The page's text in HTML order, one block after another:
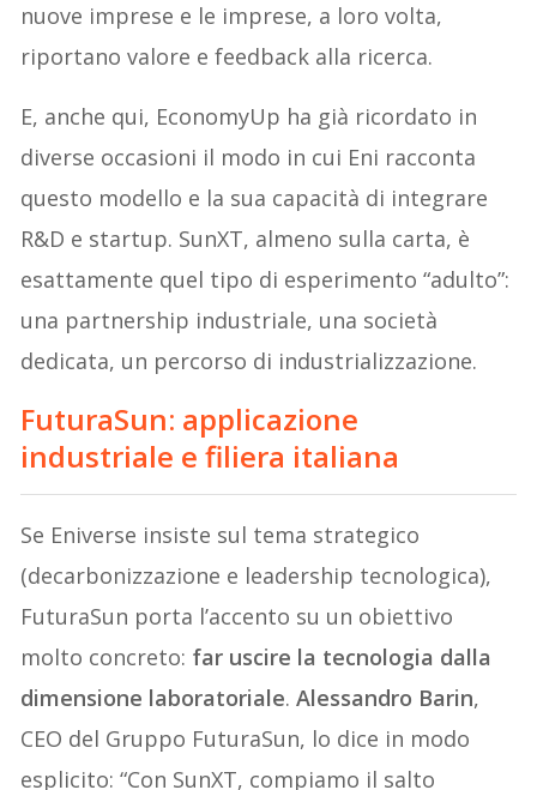
nuove imprese e le imprese, a loro volta,
riportano valore e feedback alla ricerca.
E, anche qui, EconomyUp ha già ricordato in
diverse occasioni il modo in cui Eni racconta
questo modello e la sua capacità di integrare
R&D e startup. SunXT, almeno sulla carta, è
esattamente quel tipo di esperimento “adulto”:
una partnership industriale, una società
dedicata, un percorso di industrializzazione.
FuturaSun: applicazione
industriale e filiera italiana
Se Eniverse insiste sul tema strategico
(decarbonizzazione e leadership tecnologica),
FuturaSun porta l’accento su un obiettivo
molto concreto: far uscire la tecnologia dalla
dimensione laboratoriale.Alessandro Barin,
CEO del Gruppo FuturaSun, lo dice in modo
esplicito: “Con SunXT, compiamo il salto